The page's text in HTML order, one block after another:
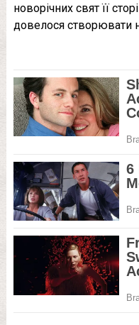
новорічних свят її
довелося створювати